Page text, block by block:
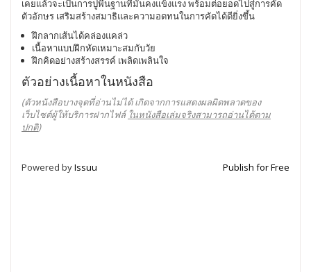
เคยแล้วจะเป็นการปูพื้นฐานที่มั่นคงแข็งแรง พร้อมต่อยอดไปสู่การคัด
ตัวอักษร เสริมสร้างสมาธิและความอดทนในการคัดได้ดียิ่งขึ้น
ฝึกลากเส้นได้คล่องแคล่ว
เนื้อหาแบบฝึกหัดเหมาะสมกับวัย
ฝึกคิดอย่างสร้างสรรค์ เพลิดเพลินใจ
ตัวอย่างเนื้อหาในหนังสือ
(ตัวหนังสือบางจุดที่อ่านไม่ได้ เกิดจากการแสดงผลผิดพลาดของ
เว็บไซต์ผู้ให้บริการฝากไฟล์ ในหนังสือเล่มจริงสามารถอ่านได้ตาม
ปกติ)
Powered byIssuu Publish for Free